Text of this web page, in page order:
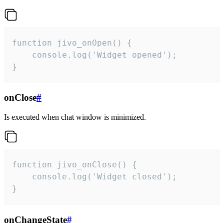
function jivo_onOpen() {
    console.log('Widget opened');
}
onClose#
Is executed when chat window is minimized.
function jivo_onClose() {
    console.log('Widget closed');
}
onChangeState#